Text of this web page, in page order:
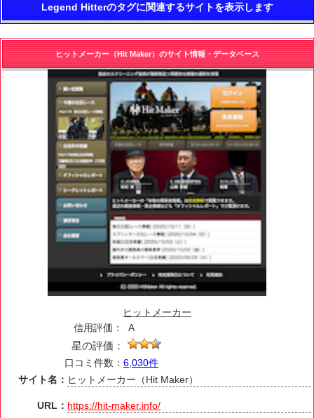
Legend Hitterのタグに関連するサイトを表示します
ヒットメーカー（Hit Maker）のサイト情報・データベース
ヒットメーカー
信用評価：
A
星の評価：
口コミ件数： 6,030件
サイト名： ヒットメーカー（Hit Maker）
URL： https://hit-maker.info/